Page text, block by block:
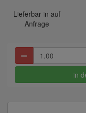
Lieferbar in auf
Anfrage
in